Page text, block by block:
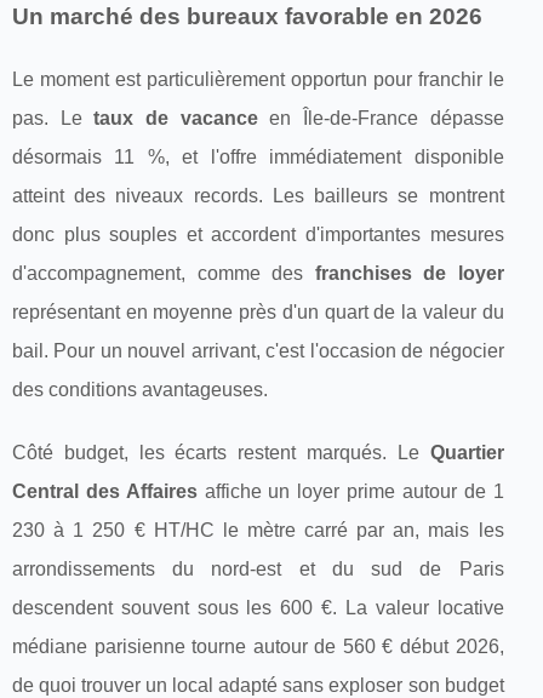
Un marché des bureaux favorable en 2026
Le moment est particulièrement opportun pour franchir le
pas. Letaux de vacanceen Île-de-France dépasse
désormais 11 %, et l'offre immédiatement disponible
atteint des niveaux records. Les bailleurs se montrent
donc plus souples et accordent d'importantes mesures
d'accompagnement, comme des franchises de loyer
représentant en moyenne près d'un quart de la valeur du
bail. Pour un nouvel arrivant, c'est l'occasion de négocier
des conditions avantageuses.
Côté budget, les écarts restent marqués. Le Quartier
Central des Affairesaffiche un loyer prime autour de 1
230 à 1 250 € HT/HC le mètre carré par an, mais les
arrondissements du nord-est et du sud de Paris
descendent souvent sous les 600 €. La valeur locative
médiane parisienne tourne autour de 560 € début 2026,
de quoi trouver un local adapté sans exploser son budget